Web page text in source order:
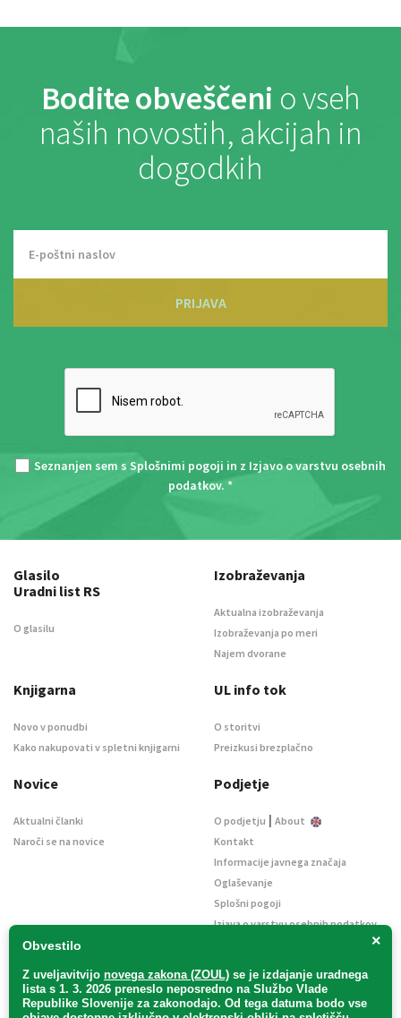
Bodite obveščeni o vseh
naših novostih, akcijah in
dogodkih
PRIJAVA
Seznanjen sem s Splošnimi pogoji in z Izjavo o varstvu osebnih
podatkov. *
×
Obvestilo
Z uveljavitvijo novega zakona (ZOUL) se je izdajanje uradnega
lista s 1. 3. 2026 preneslo neposredno na Službo Vlade
Republike Slovenije za zakonodajo. Od tega datuma bodo vse
Glasilo
Uradni list RS
O glasilu
Izobraževanja
Aktualna izobraževanja
Izobraževanja po meri
Najem dvorane
Knjigarna
Novo v ponudbi
Kako nakupovati v spletni knjigarni
UL info tok
O storitvi
Preizkusi brezplačno
Novice
Aktualni članki
Naroči se na novice
Podjetje
O podjetju | About
Kontakt
Informacije javnega značaja
Oglaševanje
Splošni pogoji
Izjava o varstvu osebnih podatkov